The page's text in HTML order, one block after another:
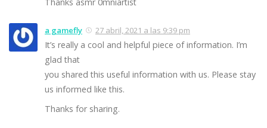
a gamefly 27 abril, 2021 a las 9:39 pm
It’s really a cool and helpful piece of information. I’m
glad that
you shared this useful information with us. Please stay
us informed like this.
Thanks for sharing.